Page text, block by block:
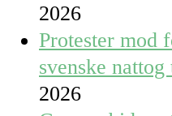
2026
Protester mod
svenske
2026